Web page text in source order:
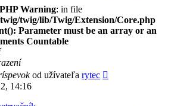
Warning: in file
twig/lib/Twig/Extension/Core.php
Parameter must be an array or an
Countable
od užívateľa rytec
14:16